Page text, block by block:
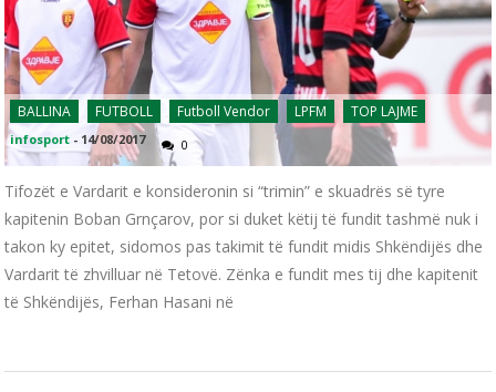
BALLINA FUTBOLL Futboll Vendor LPFM TOP LAJME
infosport - 14/08/2017 0
Tifozët e Vardarit e konsideronin si “trimin” e skuadrës së tyre
kapitenin Boban Grnçarov, por si duket këtij të fundit tashmë nuk i
takon ky epitet, sidomos pas takimit të fundit midis Shkëndijës dhe
Vardarit të zhvilluar në Tetovë. Zënka e fundit mes tij dhe kapitenit
të Shkëndijës, Ferhan Hasani në